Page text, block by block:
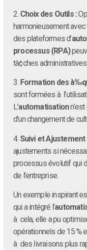
2. Choix des Outils :
harmonieusement
des plateformes d’
processus (RPA)
tà¢ches
3. Formation des
sont formées à
L’automatisation
d’un changement de
4. Suivi et Ajustement
ajustements si
processus évolutif qui
de l’entreprise.
Un exemple inspirant
qui a intégré l’
à cela, elle a pu
opérationnels de 15 %
à des livraisons plus